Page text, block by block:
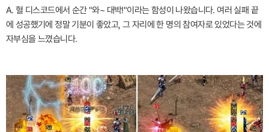
A. 혈 디스코드에서 순간 "와~ 대박!"이라는 함성이 나왔습니다. 여러 실패 끝
에 성공했기에 정말 기분이 좋았고, 그 자리에 한 명의 참여자로 있었다는 것에
자부심을 느꼈습니다.